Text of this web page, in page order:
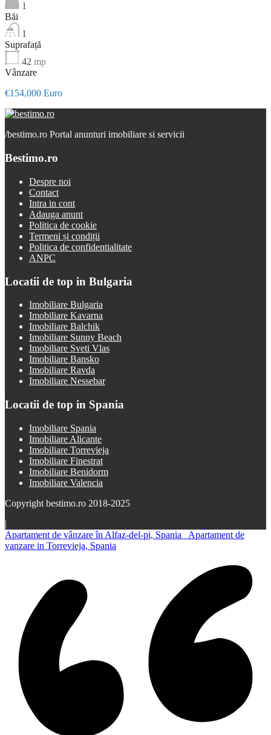
1
Băi
1
Suprafață
42 mp
Vânzare
€154,000 Euro
/bestimo.ro Portal anunturi imobiliare si servicii
Bestimo.ro
Despre noi
Contact
Intra in cont
Adauga anunt
Politica de cookie
Termeni și condiții
Politica de confidentialitate
ANPC
Locatii de top in Bulgaria
Imobiliare Bulgaria
Imobiliare Kavarna
Imobiliare Balchik
Imobiliare Sunny Beach
Imobiliare Sveti Vlas
Imobiliare Bansko
Imobiliare Ravda
Imobiliare Nessebar
Locatii de top in Spania
Imobiliare Spania
Imobiliare Alicante
Imobiliare Torrevieja
Imobiliare Finestrat
Imobiliare Benidorm
Imobiliare Valencia
Copyright bestimo.ro 2018-2025
|
Apartament de vânzare în Alfaz-del-pi, Spania
Apartament de
vanzare in Torrevieja, Spania